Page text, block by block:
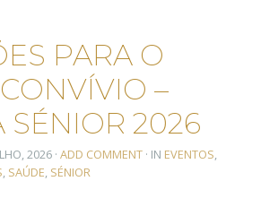
PARA O
–
SÉNIOR 2026
2026 · ADD COMMENT · IN EVENTOS,
, SAÚDE, SÉNIOR